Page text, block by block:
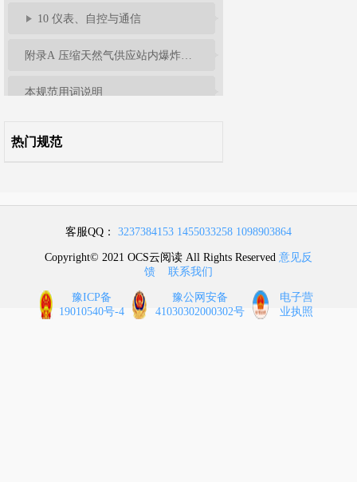
10 仪表、自控与通信
本规范用词说明
热门规范
客服QQ： 3237384153 1455033258 1098903864
Copyright© 2021 OCS云阅读 All Rights Reserved 意见反
馈
联系我们
豫ICP备
19010540号-4
豫公网安备
41030302000302号
电子营
业执照